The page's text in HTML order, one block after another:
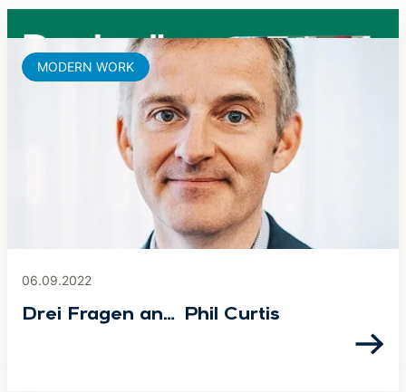
06.09.2022
Drei Fragen an… Phil Curtis
MODERN WORK